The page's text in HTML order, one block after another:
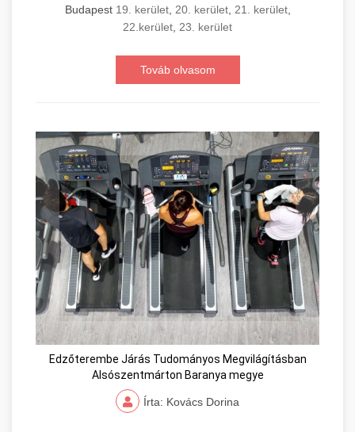
Budapest 19. kerület, 20. kerület, 21. kerület,
22.kerület, 23. kerület
Továb olvasom
Edzőterembe Járás Tudományos Megvilágításban
Alsószentmárton Baranya megye
Írta: Kovács Dorina